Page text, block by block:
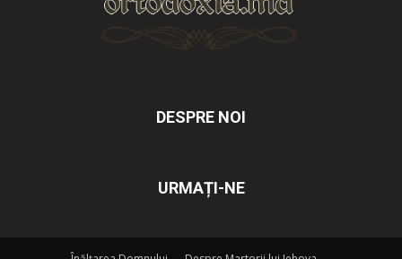
DESPRE NOI
URMAȚI-NE